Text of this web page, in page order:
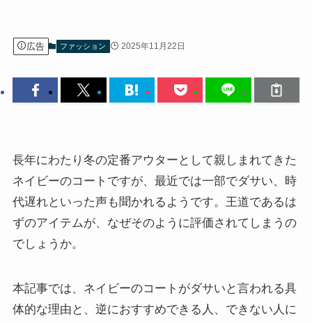
広告 ファッション 2025年11月22日
長年にわたり冬の定番アウターとして親しまれてきた
ネイビーのコートですが、最近では一部でダサい、時
代遅れといった声も聞かれるようです。王道であるは
ずのアイテムが、なぜそのように評価されてしまうの
でしょうか。
本記事では、ネイビーのコートがダサいと言われる具
体的な理由と、逆におすすめできる人、できない人に